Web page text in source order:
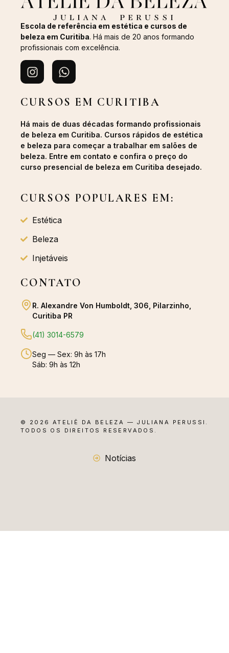
Escola de referência em estética e cursos de
beleza em Curitiba. Há mais de 20 anos formando
profissionais com excelência.
CURSOS EM CURITIBA
Há mais de duas décadas formando profissionais
de beleza em Curitiba. Cursos rápidos de estética
e beleza para começar a trabalhar em salões de
beleza. Entre em contato e confira o preço do
curso presencial de beleza em Curitiba desejado.
CURSOS POPULARES EM:
Estética
Beleza
Injetáveis
CONTATO
R. Alexandre Von Humboldt, 306, Pilarzinho,
Curitiba PR
(41) 3014-6579
Seg — Sex: 9h às 17h
Sáb: 9h às 12h
© 2026 ATELIÊ DA BELEZA — JULIANA PERUSSI.
TODOS OS DIREITOS RESERVADOS.
Notícias